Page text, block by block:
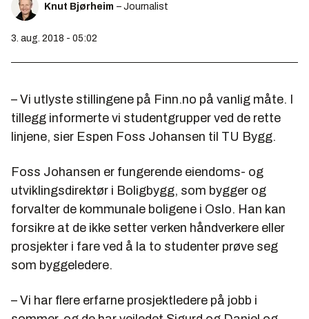
Knut Bjørheim – Journalist
3. aug. 2018 - 05:02
– Vi utlyste stillingene på Finn.no på vanlig måte. I
tillegg informerte vi studentgrupper ved de rette
linjene, sier Espen Foss Johansen til TU Bygg.
Foss Johansen er fungerende eiendoms- og
utviklingsdirektør i Boligbygg, som bygger og
forvalter de kommunale boligene i Oslo. Han kan
forsikre at de ikke setter verken håndverkere eller
prosjekter i fare ved å la to studenter prøve seg
som byggeledere.
– Vi har flere erfarne prosjektledere på jobb i